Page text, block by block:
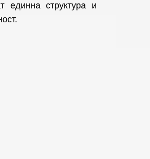
единна структура и